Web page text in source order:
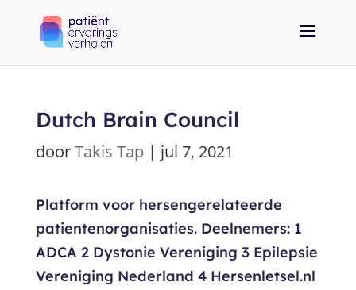
Dutch Brain Council
doorTakis Tap | jul 7, 2021
Platform voor hersengerelateerde
patientenorganisaties. Deelnemers: 1
ADCA 2 Dystonie Vereniging 3 Epilepsie
Vereniging Nederland 4 Hersenletsel.nl